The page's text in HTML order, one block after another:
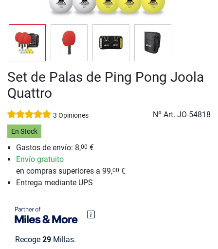
Set de Palas de Ping Pong Joola
Quattro
3 Opiniones Nº Art. JO-54818
En Stock
Gastos de envío: 8,00 €
Envío gratuito
en compras superiores a 99,00 €
Entrega mediante UPS
Recoge 29 Millas.